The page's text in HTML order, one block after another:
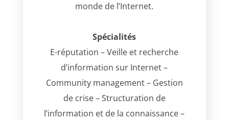
monde de l’Internet.
Spécialités
E-réputation – Veille et recherche
d’information sur Internet –
Community management – Gestion
de crise – Structuration de
l’information et de la connaissance –